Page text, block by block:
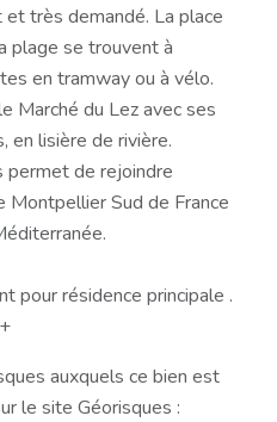
très demandé. La place
plage se trouvent à
en tramway ou à vélo.
Marché du Lez avec ses
en lisière de rivière.
permet de rejoindre
Montpellier Sud de France
pour résidence principale .
auxquels ce bien est
le site Géorisques :